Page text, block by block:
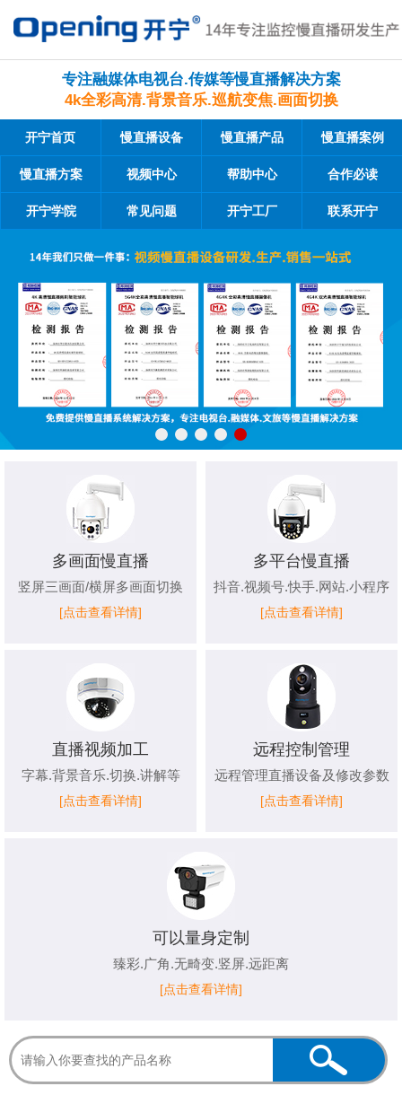
专注融媒体电视台.传媒等慢直播解决方案
4k全彩高清.背景音乐.巡航变焦.画面切换
开宁首页 慢直播设备 慢直播产品 慢直播案例
慢直播方案 视频中心 帮助中心 合作必读
开宁学院 常见问题 开宁工厂 联系开宁
多画面慢直播
竖屏三画面/横屏多画面切换
[点击查看详情]
多平台慢直播
抖音.视频号.快手.网站.小程序
[点击查看详情]
直播视频加工
字幕.背景音乐.切换.讲解等
[点击查看详情]
远程控制管理
远程管理直播设备及修改参数
[点击查看详情]
可以量身定制
臻彩.广角.无畸变.竖屏.远距离
[点击查看详情]